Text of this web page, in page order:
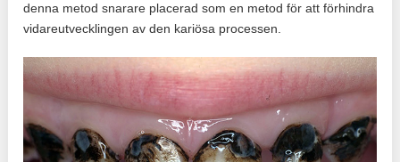
denna metod snarare placerad som en metod för att förhindra
vidareutvecklingen av den kariösa processen.